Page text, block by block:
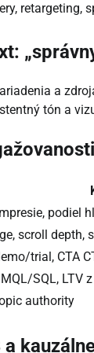
retargeting,
a
tón a
podiel
scroll depth,
trial, CTA
SQL, LTV
authority